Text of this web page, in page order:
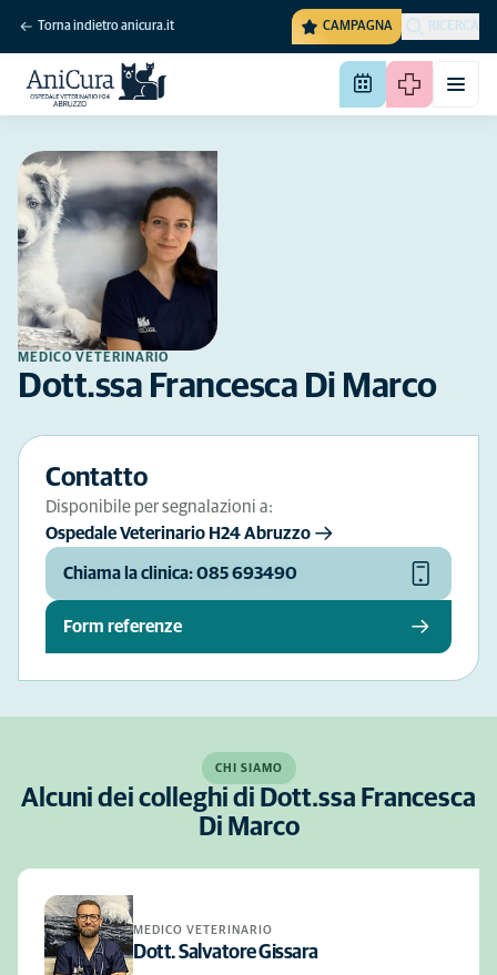
Torna indietro anicura.it CAMPAGNA RICERCA
MEDICO VETERINARIO
Dott.ssa Francesca Di Marco
Contatto
Disponibile per segnalazioni a:
Ospedale Veterinario H24 Abruzzo
Chiama la clinica: 085 693490
Form referenze
CHI SIAMO
Alcuni dei colleghi di Dott.ssa Francesca
Di Marco
MEDICO VETERINARIO
Dott. Salvatore Gissara